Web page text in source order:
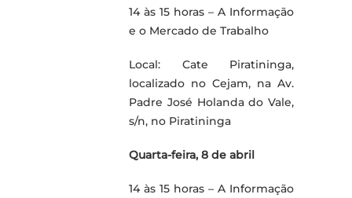
14 às 15 horas – A Informação
e o Mercado de Trabalho
Local: Cate Piratininga,
localizado no Cejam, na Av.
Padre José Holanda do Vale,
s/n, no Piratininga
Quarta-feira, 8 de abril
14 às 15 horas – A Informação